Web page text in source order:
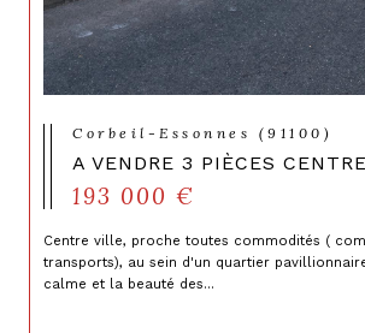
Corbeil-Essonnes (91100)
A VENDRE 3 PIÈCES
193 000 €
Centre ville, proche toutes commodités (
transports), au sein d'un quartier
calme et la beauté des...